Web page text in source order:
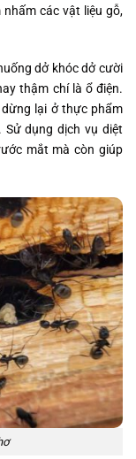
các vật liệu gỗ,
dở khóc dở cười
thậm chí là ổ điện.
lại ở thực phẩm
dụng dịch vụ diệt
mắt mà còn giúp